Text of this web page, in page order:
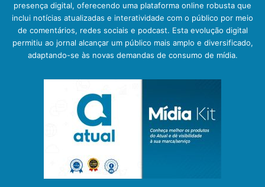
presença digital, oferecendo uma plataforma online robusta que
inclui notícias atualizadas e interatividade com o público por meio
de comentários, redes sociais e podcast. Esta evolução digital
permitiu ao jornal alcançar um público mais amplo e diversificado,
adaptando-se às novas demandas de consumo de mídia.